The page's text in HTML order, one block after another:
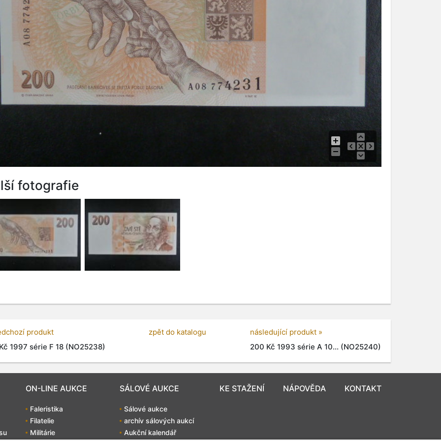
fotografie
produkt
1997 série F 18 (NO25238)
zpět do katalogu
následující produkt »
200 Kč 1993 série A 10... (NO25240)
ON-LINE AUKCE
Faleristika
Filatelie
Militárie
SÁLOVÉ AUKCE
Sálové aukce
archív sálových aukcí
Aukční kalendář
KE STAŽENÍ NÁPOVĚDA KONTAKT